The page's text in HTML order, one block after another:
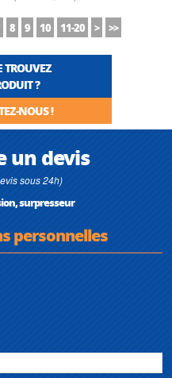
8 9 10 11-20 > >>
TROUVEZ
?
NOUS !
un devis
sous 24h)
surpresseur
personnelles